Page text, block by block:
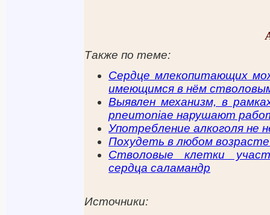
Также по теме:
Сердце млекопитающих
имеющимся в нём
Выявлен механизм, в
pneumoniae нарушают
Употребление алкоголя не
Похудеть в любом
Стволовые клетки
сердца саламандр
Источники: